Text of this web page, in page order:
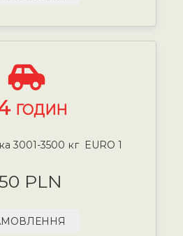
ГОДИН
3001-3500 кг EURO 1
PLN